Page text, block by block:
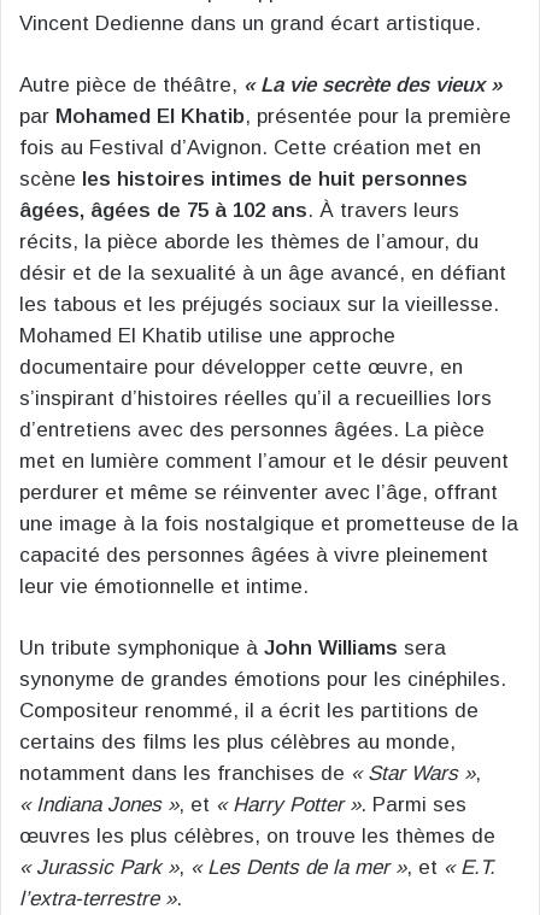
Vincent Dedienne dans un grand écart artistique.
Autre pièce de théâtre, « La vie secrète des vieux »
par Mohamed El Khatib, présentée pour la première
fois au Festival d’Avignon. Cette création met en
scène les histoires intimes de huit personnes
âgées, âgées de 75 à 102 ans. À travers leurs
récits, la pièce aborde les thèmes de l’amour, du
désir et de la sexualité à un âge avancé, en défiant
les tabous et les préjugés sociaux sur la vieillesse.
Mohamed El Khatib utilise une approche
documentaire pour développer cette œuvre, en
s’inspirant d’histoires réelles qu’il a recueillies lors
d’entretiens avec des personnes âgées. La pièce
met en lumière comment l’amour et le désir peuvent
perdurer et même se réinventer avec l’âge, offrant
une image à la fois nostalgique et prometteuse de la
capacité des personnes âgées à vivre pleinement
leur vie émotionnelle et intime.
Un tribute symphonique à John Williams sera
synonyme de grandes émotions pour les cinéphiles.
Compositeur renommé, il a écrit les partitions de
certains des films les plus célèbres au monde,
notamment dans les franchises de « Star Wars »,
« Indiana Jones », et « Harry Potter ». Parmi ses
œuvres les plus célèbres, on trouve les thèmes de
« Jurassic Park », « Les Dents de la mer », et « E.T.
l’extra-terrestre ».